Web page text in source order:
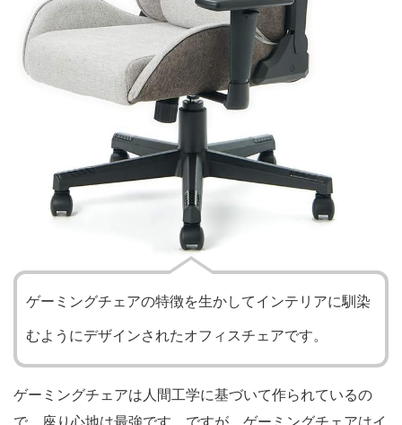
ゲーミングチェアの特徴を生かしてインテリアに馴染
むようにデザインされたオフィスチェアです。
ゲーミングチェアは人間工学に基づいて作られているの